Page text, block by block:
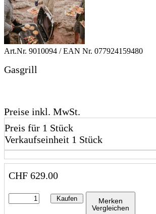
Art.Nr. 9010094 / EAN Nr. 077924159480
Gasgrill
Preise inkl. MwSt.
Preis für 1 Stück
Verkaufseinheit 1 Stück
CHF 629.00
Kaufen
Merken
Vergleichen